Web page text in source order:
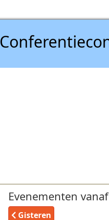
Evenementen
Gisteren